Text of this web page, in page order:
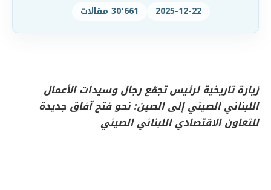
2025-12-22 30٬661 مقالات
زيارة تاريخية لرئيس تجمّع رجال وسيدات الأعمال
اللبناني الصيني إلى الصين:نحو فتح آفاق جديدة
للتعاون الاقتصادي اللبناني الصيني